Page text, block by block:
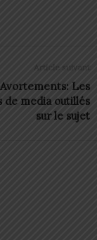
Article suivant
Les
de media outillés
sur le sujet